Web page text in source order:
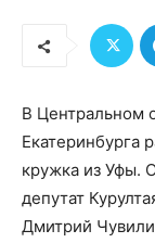
В Центральном
Екатеринбурга
кружка из Уфы.
депутат
Дмитрий